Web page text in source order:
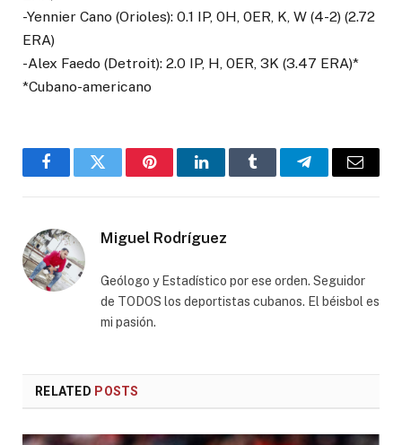
-Yennier Cano (Orioles): 0.1 IP, 0H, 0ER, K, W (4-2) (2.72
ERA)
-Alex Faedo (Detroit): 2.0 IP, H, 0ER, 3K (3.47 ERA)*
*Cubano-americano
FacebookTwitter PinterestLinkedInTumblr TelegramEmail
Miguel Rodríguez
Geólogo y Estadístico por ese orden. Seguidor
de TODOS los deportistas cubanos. El béisbol es
mi pasión.
RELATED POSTS